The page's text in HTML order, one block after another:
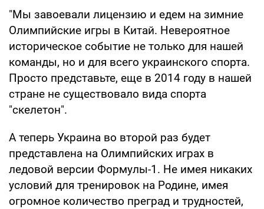
"Мы завоевали лицензию и едем на зимние
Олимпийские игры в Китай. Невероятное
историческое событие не только для нашей
команды, но и для всего украинского спорта.
Просто представьте, еще в 2014 году в нашей
стране не существовало вида спорта
"скелетон".
А теперь Украина во второй раз будет
представлена ​​на Олимпийских играх в
ледовой версии Формулы-1. Не имея никаких
условий для тренировок на Родине, имея
огромное количество преград и трудностей,